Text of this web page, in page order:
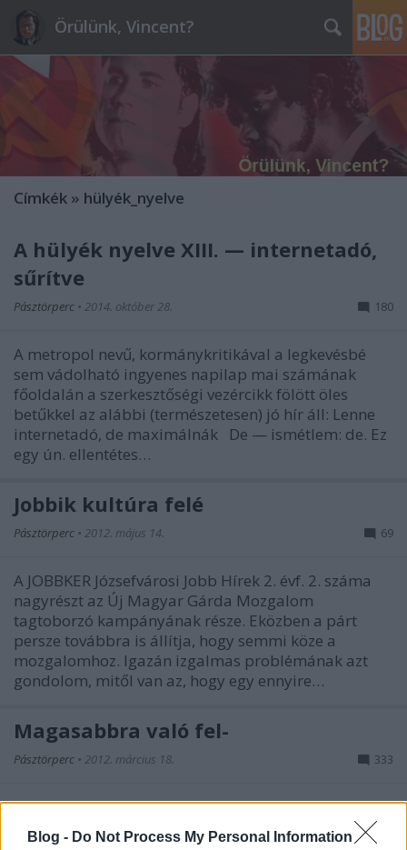
Blog - Do Not Process My Personal Information
Örülünk, Vincent?
Címkék » hülyék_nyelve
A hülyék nyelve XIII. — internetadó,
sűrítve
Pásztörperc • 2014. október 28. 180
A metropol nevű, kormánykritikával a legkevésbé
sem vádolható ingyenes napilap mai számának
főoldalán a szerkesztőségi vezércikk fölött öles
betűkkel az alábbi (természetesen) jó hír áll: Lenne
internetadó, de maximálnák De — ismétlem: de. Ez
egy ún. ellentétes…
Jobbik kultúra felé
Pásztörperc • 2012. május 14. 69
A JOBBKER Józsefvárosi Jobb Hírek 2. évf. 2. száma
nagyrészt az Új Magyar Gárda Mozgalom
tagtoborzó kampányának része. Eközben a párt
persze továbbra is állítja, hogy semmi köze a
mozgalomhoz. Igazán izgalmas problémának azt
gondolom, mitől van az, hogy egy ennyire…
Magasabbra való fel-
Pásztörperc • 2012. március 18. 333
Most idegen tollakkal fogok ékeskedni. Mert hogy
jönnek a levelek, csak jönnek. De nemcsak versek